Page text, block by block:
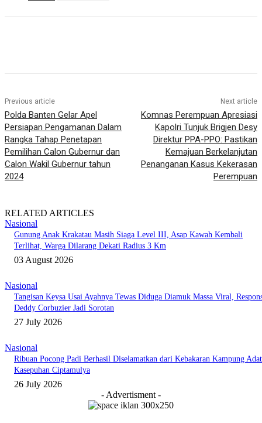
Previous article
Polda Banten Gelar Apel
Persiapan Pengamanan Dalam
Rangka Tahap Penetapan
Pemilihan Calon Gubernur dan
Calon Wakil Gubernur tahun
2024
Next article
Komnas Perempuan Apresiasi
Kapolri Tunjuk Brigjen Desy
Direktur PPA-PPO: Pastikan
Kemajuan Berkelanjutan
Penanganan Kasus Kekerasan
Perempuan
RELATED ARTICLES
Nasional
Gunung Anak Krakatau Masih Siaga Level III, Asap Kawah Kembali
Terlihat, Warga Dilarang Dekati Radius 3 Km
03 August 2026
Nasional
Tangisan Keysa Usai Ayahnya Tewas Diduga Diamuk Massa Viral,
Deddy Corbuzier Jadi Sorotan
27 July 2026
Nasional
Ribuan Pocong Padi Berhasil Diselamatkan dari Kebakaran Kampung Adat
Kasepuhan Ciptamulya
26 July 2026
- Advertisment -